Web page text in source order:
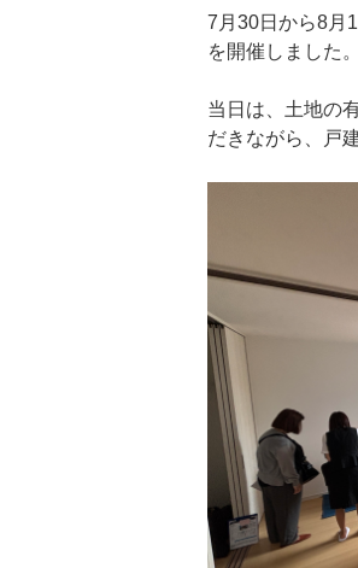
7月30日から8月
を開催しました。
当日は、土地の
だきながら、戸